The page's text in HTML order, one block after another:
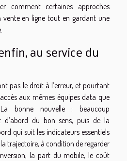
comment certaines approches
en ligne tout en gardant une
au service du
pas le droit à l’erreur, et pourtant
aux mêmes équipes data que
bonne nouvelle : beaucoup
d’abord du bon sens, puis de la
qui suit les indicateurs essentiels
trajectoire, à condition de regarder
la part du mobile, le coût